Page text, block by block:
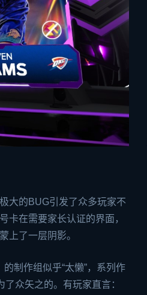
大的BUG引发了众多玩家不
卡在需要家长认证的界面，
上了一层阴影。
制作组似乎“太懒”，系列作
众矢之的。有玩家直言：